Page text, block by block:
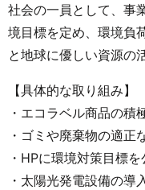
社会の一員として、事
境目標を定め、環境負
と地球に優しい資源の
【具体的な取り組み】
・エコラベル商品の積
・ゴミや廃棄物の適正
・HPに環境対策目標を
・太陽光発電設備の導